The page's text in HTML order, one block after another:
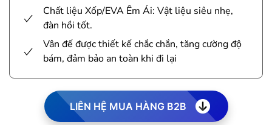
Chất liệu Xốp/EVA Êm Ái: Vật liệu siêu nhẹ,
đàn hồi tốt.
Vân đế được thiết kế chắc chắn, tăng cường độ
bám, đảm bảo an toàn khi đi lại
LIÊN HỆ MUA HÀNG B2B